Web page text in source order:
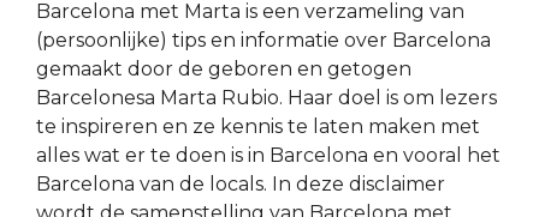
Barcelona met Marta is een verzameling van
(persoonlijke) tips en informatie over Barcelona
gemaakt door de geboren en getogen
Barcelonesa Marta Rubio. Haar doel is om lezers
te inspireren en ze kennis te laten maken met
alles wat er te doen is in Barcelona en vooral het
Barcelona van de locals. In deze disclaimer